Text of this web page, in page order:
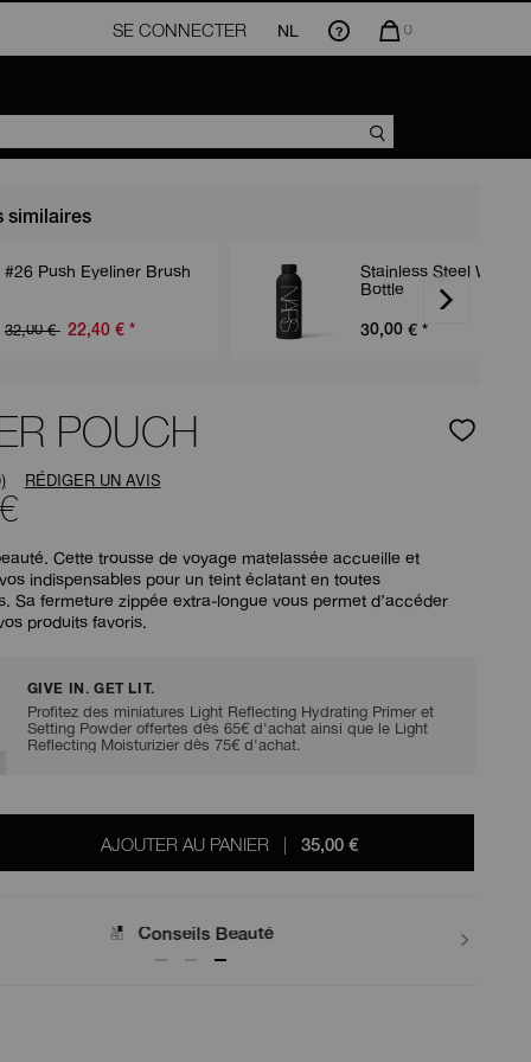
SE CONNECTER NL
LA
EST
0
similaires
#26 Push Eyeliner Brush
32,00 € 22,40 € *
Stainless Steel Water
Bottle
30,00 € *
POUCH
Cette trousse de voyage matelassée accueille et
indispensables pour un teint éclatant en toutes
Sa fermeture zippée extra-longue vous permet d’accéder
produits favoris.
RÉDIGER UN AVIS
GIVE IN. GET LIT.
Profitez des miniatures Light Reflecting Hydrating Primer et
Setting Powder offertes dès 65€ d'achat ainsi que le Light
Reflecting Moisturizier dès 75€ d'achat.
AJOUTER AU PANIER
| 35,00 €
Conseils Beauté